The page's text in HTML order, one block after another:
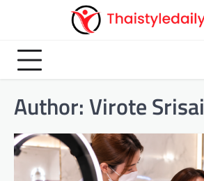
Author:Virote Srisai